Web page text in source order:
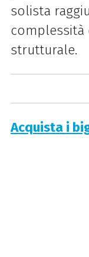
solista
complessità
strutturale.
Acquista i